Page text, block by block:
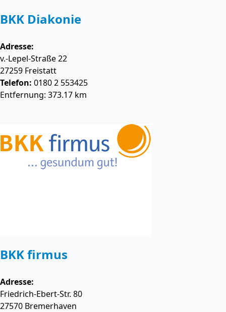
BKK Diakonie
Adresse:
v.-Lepel-Straße 22
27259 Freistatt
Telefon: 0180 2 553425
Entfernung: 373.17 km
BKK firmus
Adresse:
Friedrich-Ebert-Str. 80
27570 Bremerhaven